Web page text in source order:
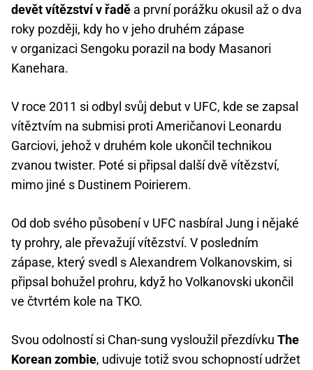
devět vítězství v řadě a první porážku okusil až o dva
roky později, kdy ho v jeho druhém zápase
v organizaci Sengoku porazil na body Masanori
Kanehara.
V roce 2011 si odbyl svůj debut v UFC, kde se zapsal
vítěztvím na submisi proti Američanovi Leonardu
Garciovi, jehož v druhém kole ukončil technikou
zvanou twister. Poté si připsal další dvě vítězství,
mimo jiné s Dustinem Poirierem.
Od dob svého působení v UFC nasbíral Jung i nějaké
ty prohry, ale převažují vítězství. V posledním
zápase, který svedl s Alexandrem Volkanovskim, si
připsal bohužel prohru, když ho Volkanovski ukončil
ve čtvrtém kole na TKO.
Svou odolností si Chan-sung vysloužil přezdívku The
Korean zombie, udivuje totiž svou schopností udržet